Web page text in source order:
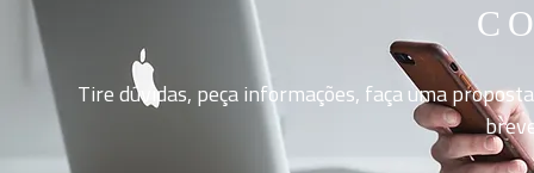
Tire dúvidas, peça informações, faça uma